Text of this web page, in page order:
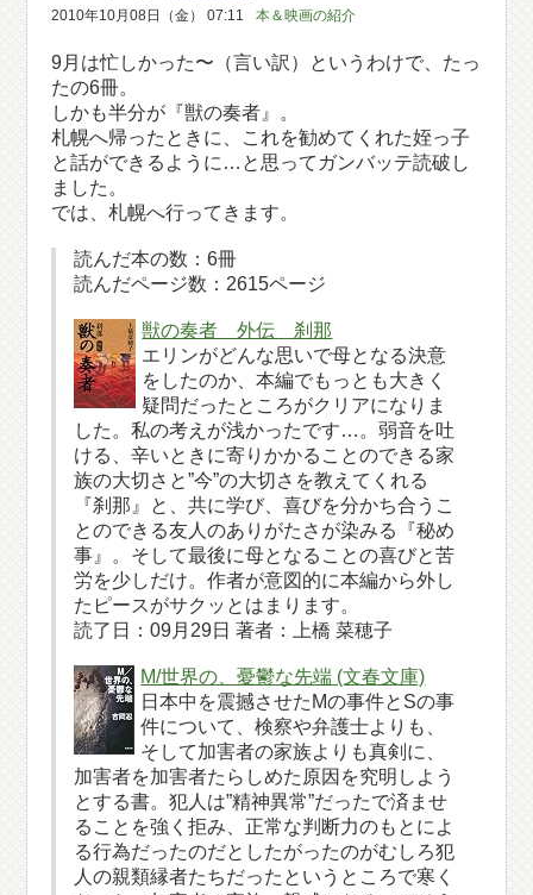
2010年10月08日（金） 07:11 本＆映画の紹介
9月は忙しかった〜（言い訳）というわけで、たっ
たの6冊。
しかも半分が『獣の奏者』。
札幌へ帰ったときに、これを勧めてくれた姪っ子
と話ができるように…と思ってガンバッテ読破し
ました。
では、札幌へ行ってきます。
読んだ本の数：6冊
読んだページ数：2615ページ
獣の奏者 外伝 刹那
エリンがどんな思いで母となる決意
をしたのか、本編でもっとも大きく
疑問だったところがクリアになりま
した。私の考えが浅かったです…。弱音を吐
ける、辛いときに寄りかかることのできる家
族の大切さと”今”の大切さを教えてくれる
『刹那』と、共に学び、喜びを分かち合うこ
とのできる友人のありがたさが染みる『秘め
事』。そして最後に母となることの喜びと苦
労を少しだけ。作者が意図的に本編から外し
たピースがサクッとはまります。
読了日：09月29日 著者：上橋 菜穂子
M/世界の、憂鬱な先端 (文春文庫)
日本中を震撼させたMの事件とSの事
件について、検察や弁護士よりも、
そして加害者の家族よりも真剣に、
加害者を加害者たらしめた原因を究明しよう
とする書。犯人は”精神異常”だったで済ませ
ることを強く拒み、正常な判断力のもとによ
る行為だったのだとしたがったのがむしろ犯
人の親類縁者たちだったというところで寒く